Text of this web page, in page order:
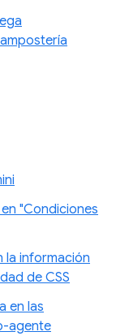
"Condiciones
la información
de CSS
en las
agente